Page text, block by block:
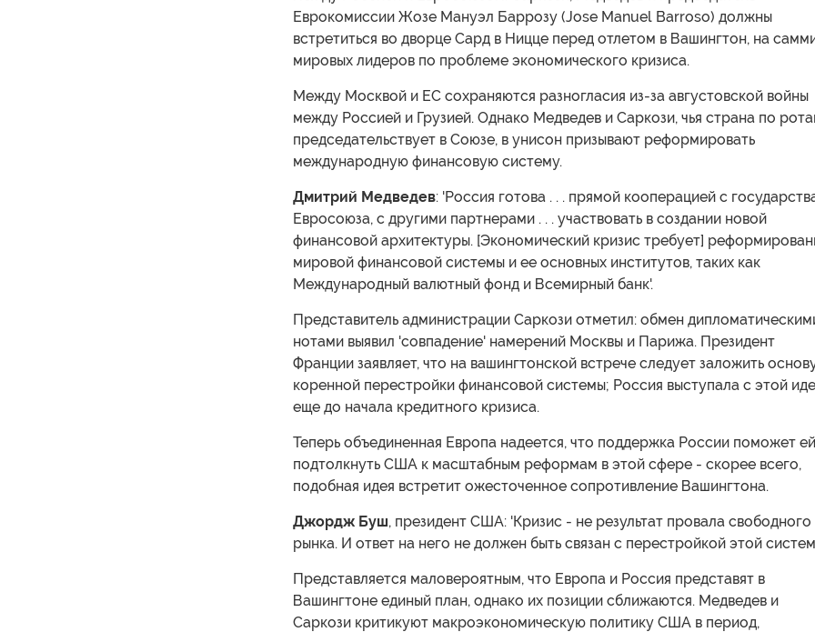
Еврокомиссии Жозе Мануэл Баррозу (Jose Manuel Barroso) должны
встретиться во дворце Сард в Ницце перед отлетом в Вашингтон, на
мировых лидеров по проблеме экономического кризиса.
Между Москвой и ЕС сохраняются разногласия из-за августовской войны
между Россией и Грузией. Однако Медведев и Саркози, чья страна по
председательствует в Союзе, в унисон призывают реформировать
международную финансовую систему.
Дмитрий Медведев: 'Россия готова . . . прямой кооперацией с
Евросоюза, с другими партнерами . . . участвовать в создании новой
финансовой архитектуры. [Экономический кризис требует]
мировой финансовой системы и ее основных институтов, таких как
Международный валютный фонд и Всемирный банк'.
Представитель администрации Саркози отметил: обмен
нотами выявил 'совпадение' намерений Москвы и Парижа. Президент
Франции заявляет, что на вашингтонской встрече следует заложить
коренной перестройки финансовой системы; Россия выступала с этой
еще до начала кредитного кризиса.
Теперь объединенная Европа надеется, что поддержка России поможет ей
подтолкнуть США к масштабным реформам в этой сфере - скорее всего,
подобная идея встретит ожесточенное сопротивление Вашингтона.
Джордж Буш, президент США: 'Кризис - не результат провала свободного
рынка. И ответ на него не должен быть связан с перестройкой этой
Представляется маловероятным, что Европа и Россия представят в
Вашингтоне единый план, однако их позиции сближаются. Медведев и
Саркози критикуют макроэкономическую политику США в период,